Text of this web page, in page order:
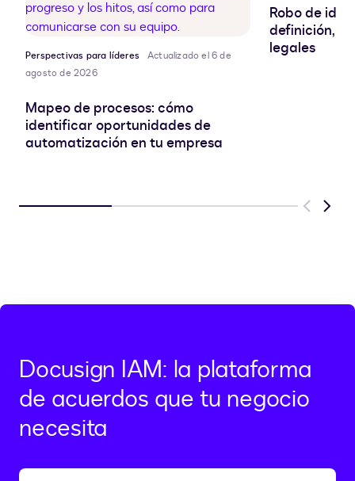
Perspectivas para líderes
Actualizado el 6 de
agosto de 2026
Mapeo de procesos: cómo
identificar oportunidades de
automatización en tu empresa
Robo de
definición,
legales
Previous
Next
Docusign IAM: la plataforma
de acuerdos que tu negocio
necesita